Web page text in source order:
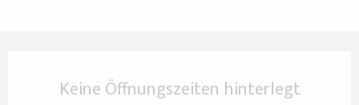
Keine Öffnungszeiten hinterlegt